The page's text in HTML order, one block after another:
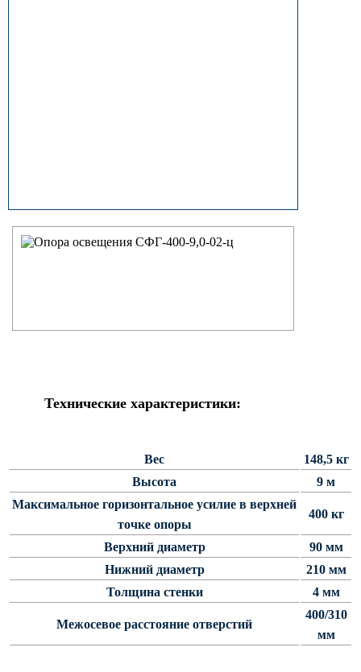
НПК Опоры освещения несиловые
СПГ Силовые граненые
ОКС Опоры освещения круглые
силовые
МСО ФГ Силовые граненые
фланцевые опоры освещения
СФ Опоры освещения силовые
фланцевые
прямостоечная трубчатая
Технические характеристики:
Вес
148,5 кг
Высота
9 м
Максимальное горизонтальное усилие в верхней
точке опоры
400 кг
Верхний диаметр
90 мм
Нижний диаметр
210 мм
Толщина стенки
4 мм
Межосевое расстояние отверстий
400/310
мм